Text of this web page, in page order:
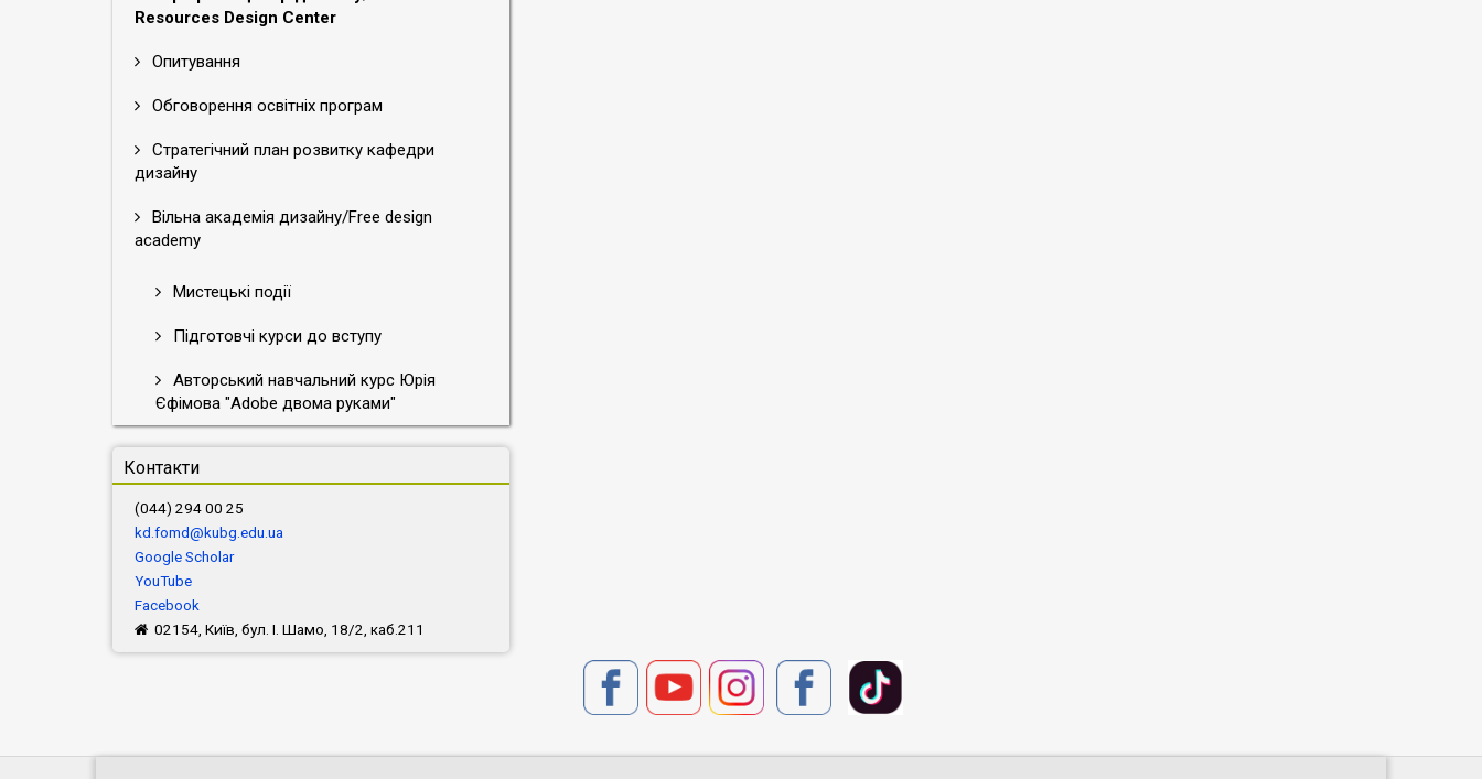
Resources Design Center
Опитування
Обговорення освітніх програм
Стратегічний план розвитку кафедри
дизайну
Вільна академія дизайну/Free design
academy
Мистецькі події
Підготовчі курси до вступу
Авторський навчальний курс Юрія
Єфімова "Adobe двома руками"
Контакти
(044) 294 00 25
kd.fomd@kubg.edu.ua
Google Scholar
YouTube
Facebook
02154, Київ, бул. І. Шамо, 18/2, каб.211